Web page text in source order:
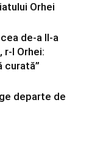
Orhei
de-a II-a
r-l Orhei:
curată”
departe de